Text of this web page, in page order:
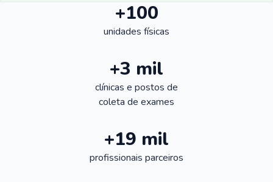
+100
unidades físicas
+3 mil
clínicas e postos de
coleta de exames
+19 mil
profissionais parceiros